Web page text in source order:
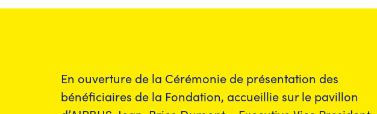
En ouverture de la Cérémonie de présentation des
bénéficiaires de la Fondation, accueillie sur le pavillon